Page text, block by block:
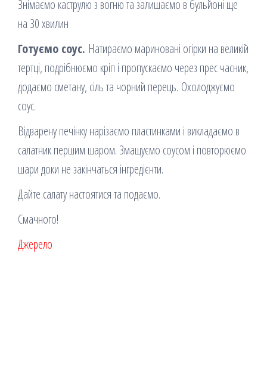
Знімаємо каструлю з вогню та залишаємо в бульйоні ще
на 30 хвилин
Готуємо соус. Натираємо мариновані огірки на великій
тертці, подрібнюємо кріп і пропускаємо через прес часник,
додаємо сметану, сіль та чорний перець. Охолоджуємо
соус.
Відварену печінку нарізаємо пластинками і викладаємо в
салатник першим шаром. Змащуємо соусом і повторюємо
шари доки не закінчаться інгредієнти.
Дайте салату настоятися та подаємо.
Смачного!
Джерело